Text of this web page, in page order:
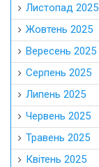
Листопад 2025
Жовтень 2025
Вересень 2025
Серпень 2025
Липень 2025
Червень 2025
Травень 2025
Квітень 2025